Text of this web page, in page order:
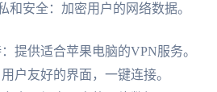
和安全：加密用户的网络数据。
提供适合苹果电脑的VPN服务。
户友好的界面，一键连接。